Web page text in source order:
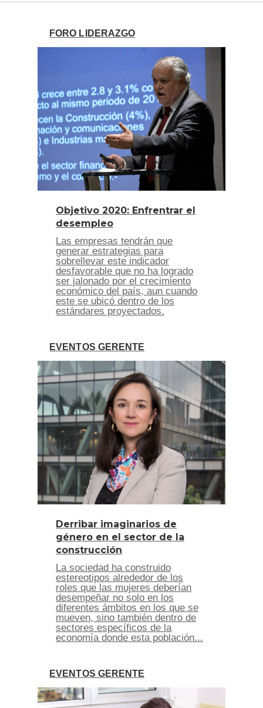
FORO LIDERAZGO
Objetivo 2020: Enfrentrar el
desempleo
Las empresas tendrán que
generar estrategias para
sobrellevar este indicador
desfavorable que no ha logrado
ser jalonado por el crecimiento
económico del país, aun cuando
este se ubicó dentro de los
estándares proyectados.
EVENTOS GERENTE
Derribar imaginarios de
género en el sector de la
construcción
La sociedad ha construido
estereotipos alrededor de los
roles que las mujeres deberían
desempeñar no solo en los
diferentes ámbitos en los que se
mueven, sino también dentro de
sectores específicos de la
economía donde esta población...
EVENTOS GERENTE